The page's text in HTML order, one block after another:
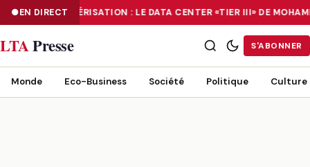
EN DIRECTNUMÉRISATION : LE DATA CENTER «TIER III» DE
NUMÉRISATION : LE DATA CENTER «TIER III» DE MOHAMMADIA, UN
LTAPresse S'ABONNER
Monde Eco-Business Société Politique Culture